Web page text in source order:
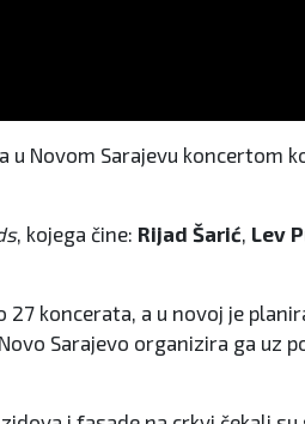
Novom Sarajevu koncertom
, kojega čine: Rijad Šarić, Lev
koncerata, a u novoj je
Sarajevo organizira ga uz